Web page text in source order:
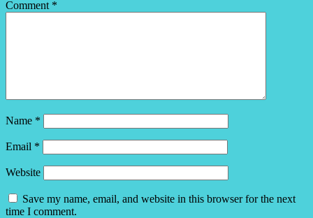
Comment *
Name *
Email *
Website
Save my name, email, and website in this browser for the next
time I comment.